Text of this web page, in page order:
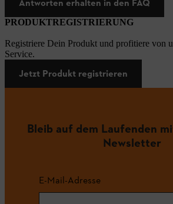
Antworten erhalten in den FAQ
PRODUKTREGISTRIERUNG
Registriere Dein Produkt und profitiere von
Service.
Jetzt Produkt registrieren
Bleib auf dem Laufenden
Newsletter
E-Mail-Adresse